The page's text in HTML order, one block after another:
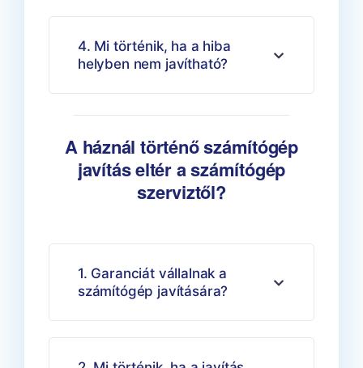
4. Mi történik, ha a hiba
helyben nem javítható?
A háznál történő számítógép
javítás eltér a számítógép
szerviztől?
1. Garanciát vállalnak a
számítógép javítására?